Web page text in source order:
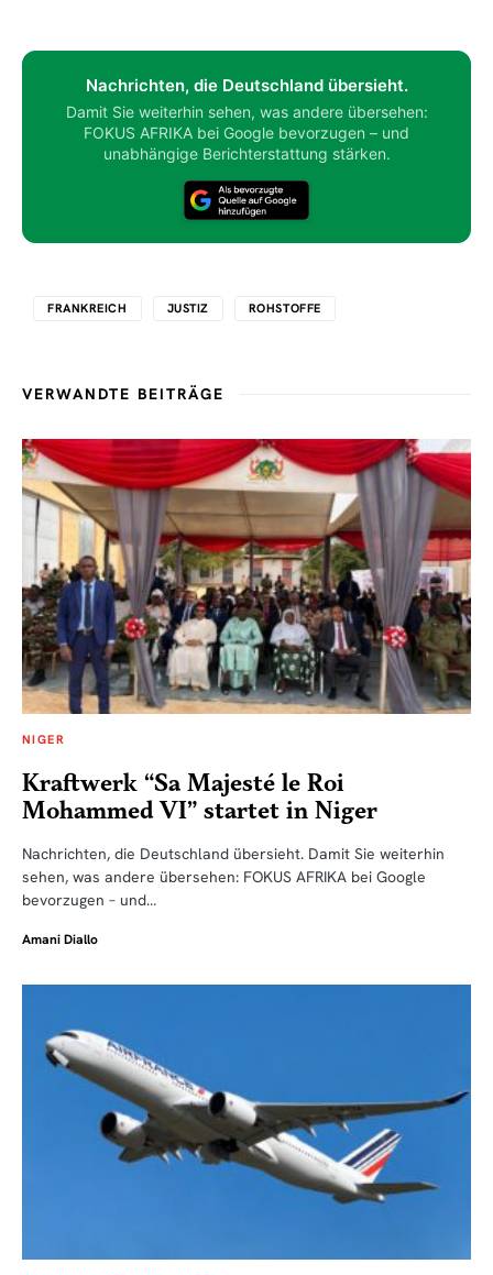
Nachrichten, die Deutschland übersieht.
Damit Sie weiterhin sehen, was andere übersehen:
FOKUS AFRIKA bei Google bevorzugen – und
unabhängige Berichterstattung stärken.
FRANKREICH JUSTIZ ROHSTOFFE
VERWANDTE BEITRÄGE
NIGER
Kraftwerk “Sa Majesté le Roi
Mohammed VI” startet in Niger
Nachrichten, die Deutschland übersieht. Damit Sie weiterhin
sehen, was andere übersehen: FOKUS AFRIKA bei Google
bevorzugen – und…
Amani Diallo